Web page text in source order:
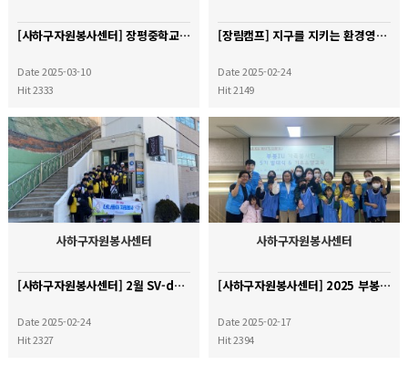
[사하구자원봉사센터] 장평중학교 기초소양교육
Date 2025-03-10
Hit 2333
[장림캠프] 지구를 지키는 환경영웅 '플로깅'
Date 2025-02-24
Hit 2149
사하구자원봉사센터
[사하구자원봉사센터] 2월 SV-day(너나들이) 감천문화마을 플로깅
Date 2025-02-24
Hit 2327
사하구자원봉사센터
[사하구자원봉사센터] 2025 부봉IU 가족봉사단 발대식
Date 2025-02-17
Hit 2394